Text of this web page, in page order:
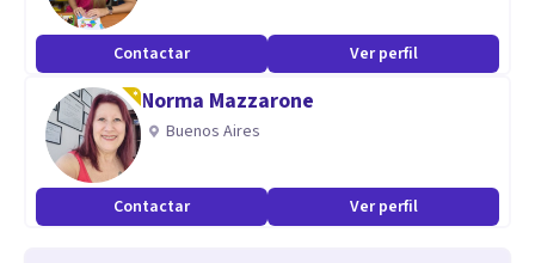
Contactar Ver perfil
Norma Mazzarone
Buenos Aires
Contactar Ver perfil